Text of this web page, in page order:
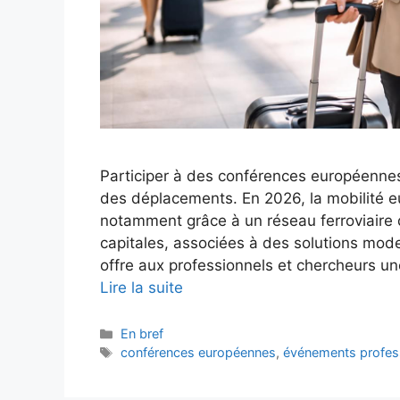
Participer à des conférences
des déplacements. En 2026, la mobilité
notamment grâce à un réseau
capitales, associées à des solutions
offre aux professionnels et chercheurs
Lire la suite
Catégories
En bref
Étiquettes
conférences européennes,événements